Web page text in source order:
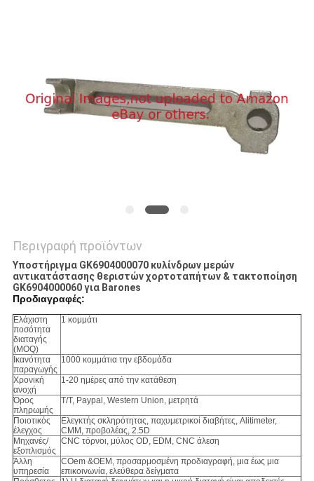
Περιγραφή προϊόντων
Υποστήριγμα GK6904000070 κυλίνδρων μερών
αντικατάστασης θεριστών χορτοταπήτων & τακτοποίηση
GK6904000060 για Barones
Προδιαγραφές:
Ελάχιστη
ποσότητα
διαταγής
(MOQ)
1 κομμάτι
Ικανότητα
παραγωγής
1000 κομμάτια την εβδομάδα
Χρονική
ανοχή
1-20 ημέρες από την κατάθεση
Όρος
πληρωμής
T/T, Paypal, Western Union, μετρητά
Ποιοτικός
έλεγχος
Ελεγκτής σκληρότητας, παχυμετρικοί διαβήτες, Alitimeter,
CMM, προβολέας, 2.5D
Μηχανές/
εξοπλισμός
CNC τόρνοι, μύλος OD, EDM, CNC άλεση
Άλλη
υπηρεσία
COem &OEM, προσαρμοσμένη προδιαγραφή, μια έως μια
επικοινωνία, ελεύθερα δείγματα